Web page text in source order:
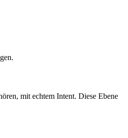
mit echtem Intent. Diese Ebene